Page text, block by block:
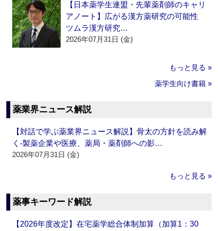
【日本薬学生連盟・先輩薬剤師のキャリ
アノート】広がる漢方薬研究の可能性
ツムラ漢方研究…
2026年07月31日 (金)
もっと見る »
薬学生向け書籍 »
薬業界ニュース解説
【対話で学ぶ薬業界ニュース解説】骨太の方針を読み解
く‐製薬企業や医療、薬局・薬剤師への影…
2026年07月31日 (金)
もっと見る »
薬事キーワード解説
【2026年度改定】在宅薬学総合体制加算（加算1：30